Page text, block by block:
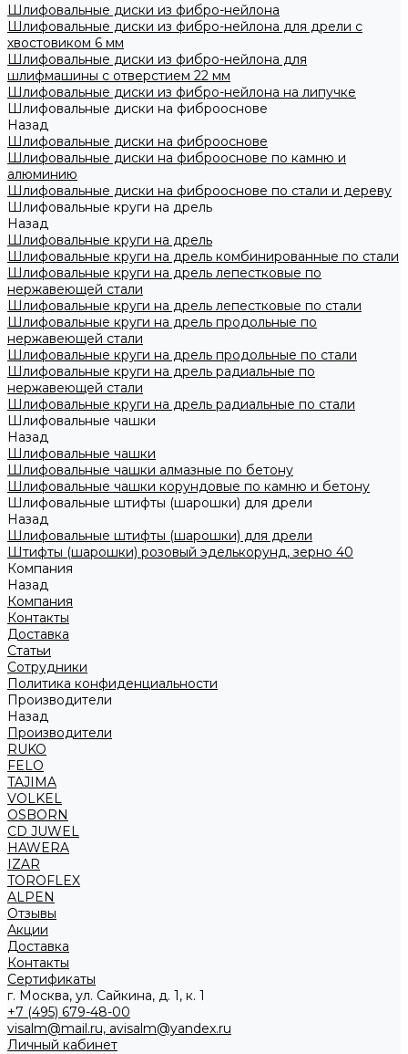
Шлифовальные диски из фибро-нейлона
Шлифовальные диски из фибро-нейлона для дрели с
хвостовиком 6 мм
Шлифовальные диски из фибро-нейлона для
шлифмашины с отверстием 22 мм
Шлифовальные диски из фибро-нейлона на липучке
Шлифовальные диски на фиброоснове
Назад
Шлифовальные диски на фиброоснове
Шлифовальные диски на фиброоснове по камню и
алюминию
Шлифовальные диски на фиброоснове по стали и дереву
Шлифовальные круги на дрель
Назад
Шлифовальные круги на дрель
Шлифовальные круги на дрель комбинированные по стали
Шлифовальные круги на дрель лепестковые по
нержавеющей стали
Шлифовальные круги на дрель лепестковые по стали
Шлифовальные круги на дрель продольные по
нержавеющей стали
Шлифовальные круги на дрель продольные по стали
Шлифовальные круги на дрель радиальные по
нержавеющей стали
Шлифовальные круги на дрель радиальные по стали
Шлифовальные чашки
Назад
Шлифовальные чашки
Шлифовальные чашки алмазные по бетону
Шлифовальные чашки корундовые по камню и бетону
Шлифовальные штифты (шарошки) для дрели
Назад
Шлифовальные штифты (шарошки) для дрели
Штифты (шарошки) розовый эделькорунд, зерно 40
Компания
Назад
Компания
Контакты
Доставка
Статьи
Сотрудники
Политика конфиденциальности
Производители
Назад
Производители
RUKO
FELO
TAJIMA
VOLKEL
OSBORN
CD JUWEL
HAWERA
IZAR
TOROFLEX
ALPEN
Отзывы
Акции
Доставка
Контакты
Сертификаты
г. Москва, ул. Сайкина, д. 1, к. 1
+7 (495) 679-48-00
visalm@mail.ru, avisalm@yandex.ru
Личный кабинет